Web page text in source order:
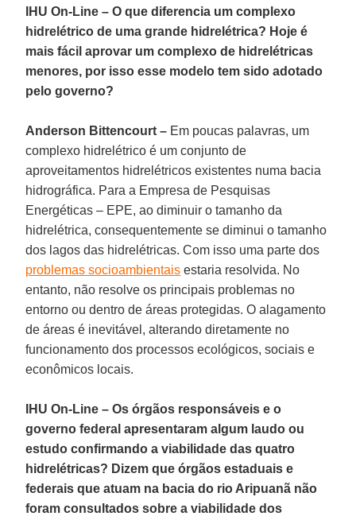
IHU On-Line – O que diferencia um complexo
hidrelétrico de uma grande hidrelétrica? Hoje é
mais fácil aprovar um complexo de hidrelétricas
menores, por isso esse modelo tem sido adotado
pelo governo?
Anderson Bittencourt – Em poucas palavras, um
complexo hidrelétrico é um conjunto de
aproveitamentos hidrelétricos existentes numa bacia
hidrográfica. Para a Empresa de Pesquisas
Energéticas – EPE, ao diminuir o tamanho da
hidrelétrica, consequentemente se diminui o tamanho
dos lagos das hidrelétricas. Com isso uma parte dos
problemas socioambientais estaria resolvida. No
entanto, não resolve os principais problemas no
entorno ou dentro de áreas protegidas. O alagamento
de áreas é inevitável, alterando diretamente no
funcionamento dos processos ecológicos, sociais e
econômicos locais.
IHU On-Line – Os órgãos responsáveis e o
governo federal apresentaram algum laudo ou
estudo confirmando a viabilidade das quatro
hidrelétricas? Dizem que órgãos estaduais e
federais que atuam na bacia do rio Aripuanã não
foram consultados sobre a viabilidade dos